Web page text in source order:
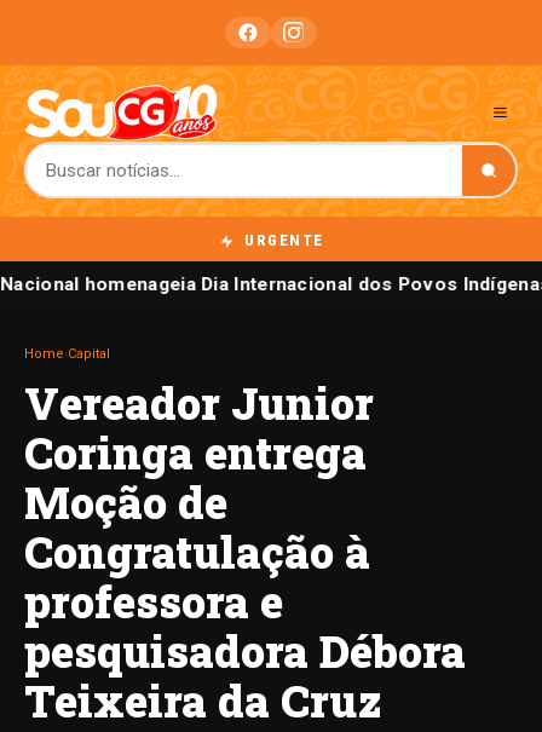
URGENTE
homenageia Dia Internacional dos Povos
Home Capital
Vereador Junior
Coringa entrega
Moção de
Congratulação à
professora e
pesquisadora Débora
Teixeira da Cruz